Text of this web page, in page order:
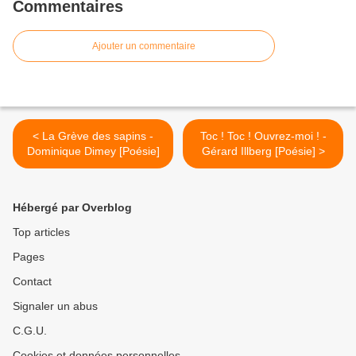
Commentaires
Ajouter un commentaire
< La Grève des sapins -
Dominique Dimey [Poésie]
Toc ! Toc ! Ouvrez-moi ! -
Gérard Illberg [Poésie] >
Hébergé par Overblog
Top articles
Pages
Contact
Signaler un abus
C.G.U.